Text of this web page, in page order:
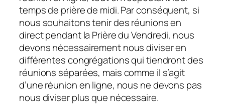
temps de prière de midi. Par conséquent, si
nous souhaitons tenir des réunions en
direct pendant la Prière du Vendredi, nous
devons nécessairement nous diviser en
différentes congrégations qui tiendront des
réunions séparées, mais comme il s’agit
d’une réunion en ligne, nous ne devons pas
nous diviser plus que nécessaire.